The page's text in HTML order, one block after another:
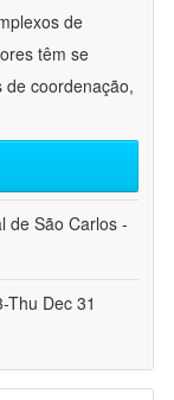
de
têm se
coordenação,
de São Carlos -
Thu Dec 31